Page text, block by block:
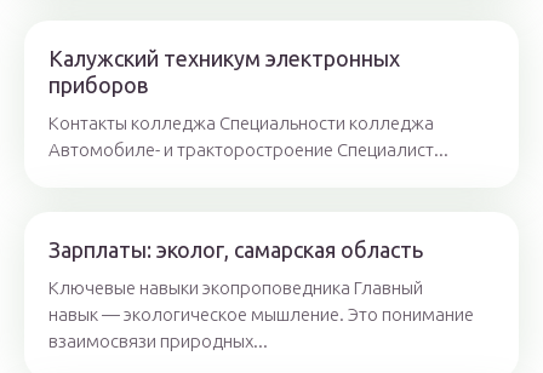
Калужский техникум электронных
приборов
Контакты колледжа Специальности колледжа
Автомобиле- и тракторостроение Специалист...
Зарплаты: эколог, самарская область
Ключевые навыки экопроповедника Главный
навык — экологическое мышление. Это понимание
взаимосвязи природных...